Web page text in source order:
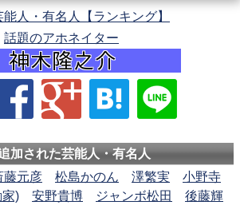
人・有名人【ランキング】
話題のアホネイター
加された芸能人・有名人
藤元彦 松島かのん 澤繁実
小野寺
) 安野貴博 ジャンボ松田
後藤輝